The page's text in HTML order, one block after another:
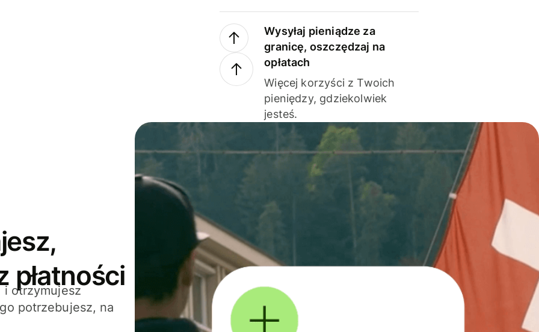
Wysyłaj pieniądze za
granicę, oszczędzaj na
opłatach
Więcej korzyści z Twoich
pieniędzy, gdziekolwiek
jesteś.
płatności
i otrzymujesz
potrzebujesz, na